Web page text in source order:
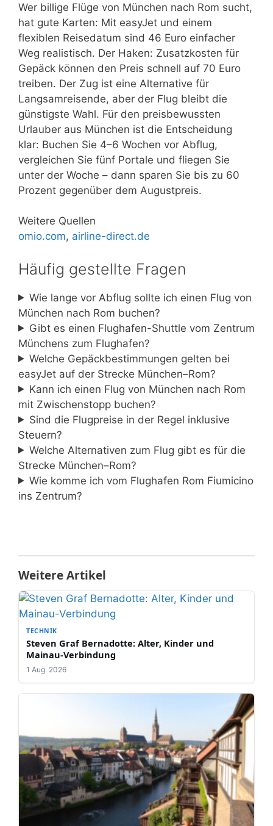
Wer billige Flüge von München nach Rom sucht,
hat gute Karten: Mit easyJet und einem
flexiblen Reisedatum sind 46 Euro einfacher
Weg realistisch. Der Haken: Zusatzkosten für
Gepäck können den Preis schnell auf 70 Euro
treiben. Der Zug ist eine Alternative für
Langsamreisende, aber der Flug bleibt die
günstigste Wahl. Für den preisbewussten
Urlauber aus München ist die Entscheidung
klar: Buchen Sie 4–6 Wochen vor Abflug,
vergleichen Sie fünf Portale und fliegen Sie
unter der Woche – dann sparen Sie bis zu 60
Prozent gegenüber dem Augustpreis.
Weitere Quellen
omio.com, airline-direct.de
Häufig gestellte Fragen
Wie lange vor Abflug sollte ich einen Flug von
München nach Rom buchen?
Gibt es einen Flughafen-Shuttle vom Zentrum
Münchens zum Flughafen?
Welche Gepäckbestimmungen gelten bei
easyJet auf der Strecke München–Rom?
Kann ich einen Flug von München nach Rom
mit Zwischenstopp buchen?
Sind die Flugpreise in der Regel inklusive
Steuern?
Welche Alternativen zum Flug gibt es für die
Strecke München–Rom?
Wie komme ich vom Flughafen Rom Fiumicino
ins Zentrum?
Weitere Artikel
TECHNIK
Steven Graf Bernadotte: Alter, Kinder und
Mainau-Verbindung
1 Aug. 2026